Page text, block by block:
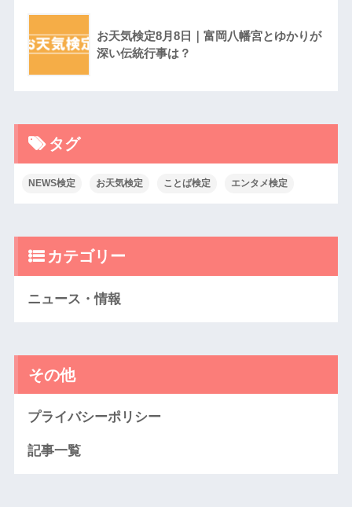
お天気検定8月8日｜富岡八幡宮とゆかりが
深い伝統行事は？
タグ
NEWS検定 お天気検定 ことば検定 エンタメ検定
カテゴリー
ニュース・情報
その他
プライバシーポリシー
記事一覧